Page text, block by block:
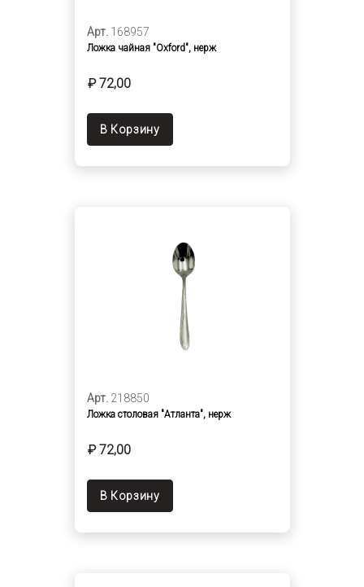
Арт. 168957
Ложка чайная "Oxford", нерж
₽ 72,00
В Корзину
Арт. 218850
Ложка столовая "Атланта", нерж
₽ 72,00
В Корзину